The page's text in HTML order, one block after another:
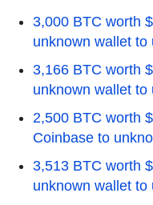
3,000 BTC worth
unknown wallet to
3,166 BTC worth
unknown wallet to
2,500 BTC worth
Coinbase to
3,513 BTC worth
unknown wallet to